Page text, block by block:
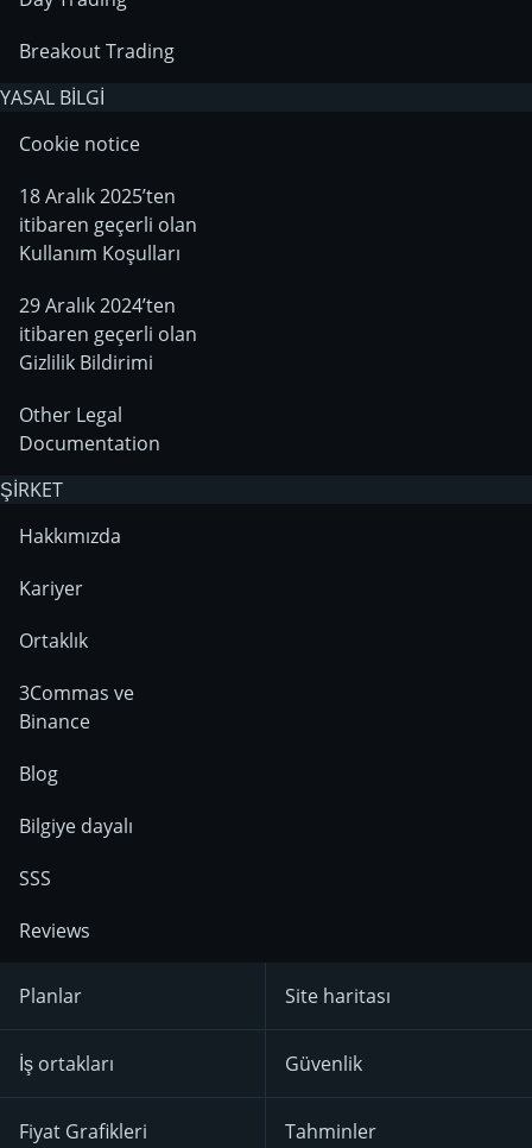
Breakout Trading
YASAL BİLGİ
Cookie notice
18 Aralık 2025’ten
itibaren geçerli olan
Kullanım Koşulları
29 Aralık 2024’ten
itibaren geçerli olan
Gizlilik Bildirimi
Other Legal
Documentation
ŞİRKET
Hakkımızda
Kariyer
Ortaklık
3Commas ve
Binance
Blog
Bilgiye dayalı
SSS
Reviews
Planlar
İş ortakları
Fiyat Grafikleri
Site haritası
Güvenlik
Tahminler